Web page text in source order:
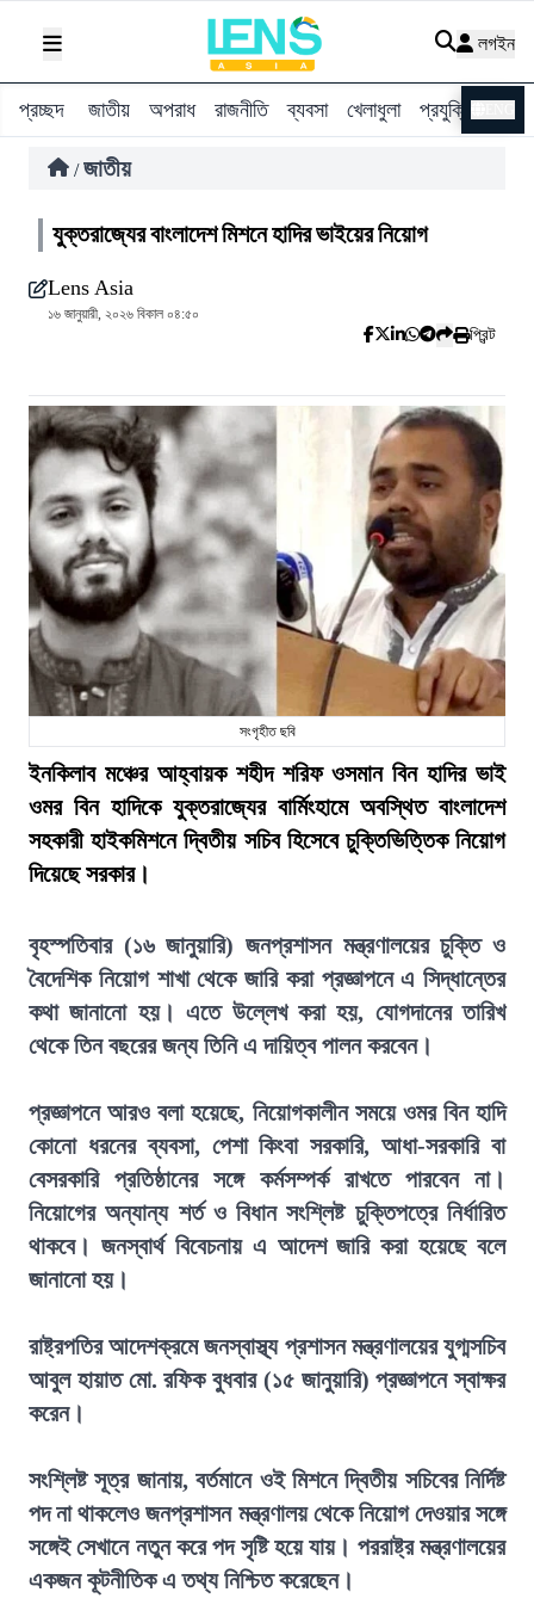
লগইন
প্রচ্ছদ জাতীয় অপরাধ রাজনীতি ব্যবসা খেলাধুলা প্রযুক্তি
/ জাতীয়
যুক্তরাজ্যের বাংলাদেশ মিশনে হাদির ভাইয়ের নিয়োগ
Lens Asia
১৬ জানুয়ারী, ২০২৬ বিকাল ০৪:৫০
প্রিন্ট
সংগৃহীত ছবি
ইনকিলাব মঞ্চের আহ্বায়ক শহীদ শরিফ ওসমান বিন হাদির ভাই
ওমর বিন হাদিকে যুক্তরাজ্যের বার্মিংহামে অবস্থিত বাংলাদেশ
সহকারী হাইকমিশনে দ্বিতীয় সচিব হিসেবে চুক্তিভিত্তিক নিয়োগ
দিয়েছে সরকার।
বৃহস্পতিবার (১৬ জানুয়ারি) জনপ্রশাসন মন্ত্রণালয়ের চুক্তি ও
বৈদেশিক নিয়োগ শাখা থেকে জারি করা প্রজ্ঞাপনে এ সিদ্ধান্তের
কথা জানানো হয়। এতে উল্লেখ করা হয়, যোগদানের তারিখ
থেকে তিন বছরের জন্য তিনি এ দায়িত্ব পালন করবেন।
প্রজ্ঞাপনে আরও বলা হয়েছে, নিয়োগকালীন সময়ে ওমর বিন হাদি
কোনো ধরনের ব্যবসা, পেশা কিংবা সরকারি, আধা-সরকারি বা
বেসরকারি প্রতিষ্ঠানের সঙ্গে কর্মসম্পর্ক রাখতে পারবেন না।
নিয়োগের অন্যান্য শর্ত ও বিধান সংশ্লিষ্ট চুক্তিপত্রে নির্ধারিত
থাকবে। জনস্বার্থ বিবেচনায় এ আদেশ জারি করা হয়েছে বলে
জানানো হয়।
রাষ্ট্রপতির আদেশক্রমে জনস্বাস্থ্য প্রশাসন মন্ত্রণালয়ের যুগ্মসচিব
আবুল হায়াত মো. রফিক বুধবার (১৫ জানুয়ারি) প্রজ্ঞাপনে স্বাক্ষর
করেন।
সংশ্লিষ্ট সূত্র জানায়, বর্তমানে ওই মিশনে দ্বিতীয় সচিবের নির্দিষ্ট
পদ না থাকলেও জনপ্রশাসন মন্ত্রণালয় থেকে নিয়োগ দেওয়ার সঙ্গে
সঙ্গেই সেখানে নতুন করে পদ সৃষ্টি হয়ে যায়। পররাষ্ট্র মন্ত্রণালয়ের
একজন কূটনীতিক এ তথ্য নিশ্চিত করেছেন।